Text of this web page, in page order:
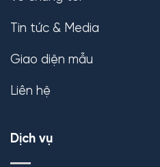
Tin tức & Media
Giao diện mẫu
Liên hệ
Dịch vụ